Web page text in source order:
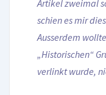
Artikel zweimal
schien es mir
Ausserdem
„Historischen“
verlinkt wurde,